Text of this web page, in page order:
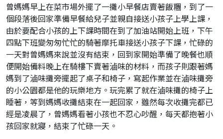
曾媽媽早上在菜市場外擺了一攤小早餐店賣著飯糰，到了一
個段落後回家準備早餐給兒子並親自接送小孩子上學上課，
由於要配合小孩的上下課時間在到了加油站開始上班，下午
四點下班變匆匆忙忙的騎著摩托車接送小孩子下課，忙碌的
一天對曾媽媽來說並沒有結束，回到家開始準備了晚餐也順
便開始備料晚上在騎樓下賣著滷味的材料，而孩子則跟著媽
媽到了滷味攤旁擺起了桌子和椅子，寫起作業並在滷味攤旁
的小公園都是他的玩樂地方。玩完累了就在滷味攤的椅子上
睡著，等到媽媽收攤結束在一起回家，雖然每次收攤完都已
經是凌晨了，曾媽媽看著小孩也不忍心吵醒，每天都抱著小
孩回家就寢，結束了忙碌一天。